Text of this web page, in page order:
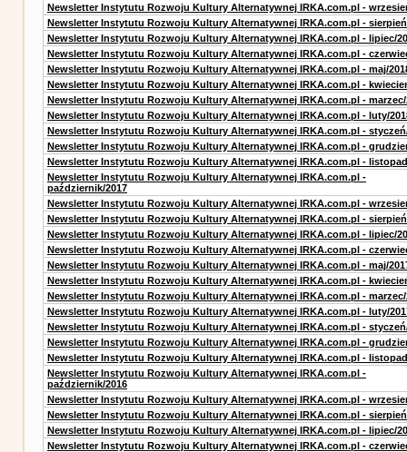
Newsletter Instytutu Rozwoju Kultury Alternatywnej IRKA.com.pl -
Newsletter Instytutu Rozwoju Kultury Alternatywnej IRKA.com.pl -
Newsletter Instytutu Rozwoju Kultury Alternatywnej IRKA.com.pl - lipiec/
Newsletter Instytutu Rozwoju Kultury Alternatywnej IRKA.com.pl -
Newsletter Instytutu Rozwoju Kultury Alternatywnej IRKA.com.pl - maj/
Newsletter Instytutu Rozwoju Kultury Alternatywnej IRKA.com.pl -
Newsletter Instytutu Rozwoju Kultury Alternatywnej IRKA.com.pl - marzec/
Newsletter Instytutu Rozwoju Kultury Alternatywnej IRKA.com.pl - luty/
Newsletter Instytutu Rozwoju Kultury Alternatywnej IRKA.com.pl -
Newsletter Instytutu Rozwoju Kultury Alternatywnej IRKA.com.pl -
Newsletter Instytutu Rozwoju Kultury Alternatywnej IRKA.com.pl -
Newsletter Instytutu Rozwoju Kultury Alternatywnej IRKA.com.pl -
październik/2017
Newsletter Instytutu Rozwoju Kultury Alternatywnej IRKA.com.pl -
Newsletter Instytutu Rozwoju Kultury Alternatywnej IRKA.com.pl -
Newsletter Instytutu Rozwoju Kultury Alternatywnej IRKA.com.pl - lipiec/
Newsletter Instytutu Rozwoju Kultury Alternatywnej IRKA.com.pl -
Newsletter Instytutu Rozwoju Kultury Alternatywnej IRKA.com.pl - maj/
Newsletter Instytutu Rozwoju Kultury Alternatywnej IRKA.com.pl -
Newsletter Instytutu Rozwoju Kultury Alternatywnej IRKA.com.pl - marzec/
Newsletter Instytutu Rozwoju Kultury Alternatywnej IRKA.com.pl - luty/
Newsletter Instytutu Rozwoju Kultury Alternatywnej IRKA.com.pl -
Newsletter Instytutu Rozwoju Kultury Alternatywnej IRKA.com.pl -
Newsletter Instytutu Rozwoju Kultury Alternatywnej IRKA.com.pl -
Newsletter Instytutu Rozwoju Kultury Alternatywnej IRKA.com.pl -
październik/2016
Newsletter Instytutu Rozwoju Kultury Alternatywnej IRKA.com.pl -
Newsletter Instytutu Rozwoju Kultury Alternatywnej IRKA.com.pl -
Newsletter Instytutu Rozwoju Kultury Alternatywnej IRKA.com.pl - lipiec/
Newsletter Instytutu Rozwoju Kultury Alternatywnej IRKA.com.pl -